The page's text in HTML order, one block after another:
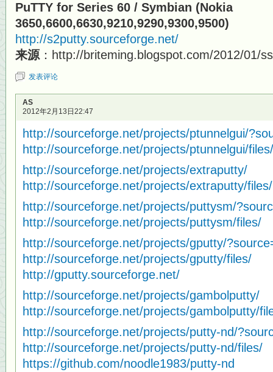
PuTTY for Series 60 / Symbian (Nokia
3650,6600,6630,9210,9290,9300,9500)
http://s2putty.sourceforge.net/
来源 ：http://briteming.blogspot.com/2012/01/
发表评论
AS
2012年2月13日22:47
http://sourceforge.net/projects/ptunnelgui/
http://sourceforge.net/projects/ptunnelgui/files/
http://sourceforge.net/projects/extraputty/
http://sourceforge.net/projects/extraputty/
http://sourceforge.net/projects/puttysm/
http://sourceforge.net/projects/puttysm/files/
http://sourceforge.net/projects/gputty/
http://sourceforge.net/projects/gputty/files/
http://gputty.sourceforge.net/
http://sourceforge.net/projects/gambolputty/
http://sourceforge.net/projects/gambolputty/
http://sourceforge.net/projects/putty-nd/
http://sourceforge.net/projects/putty-nd/files/
https://github.com/noodle1983/putty-nd